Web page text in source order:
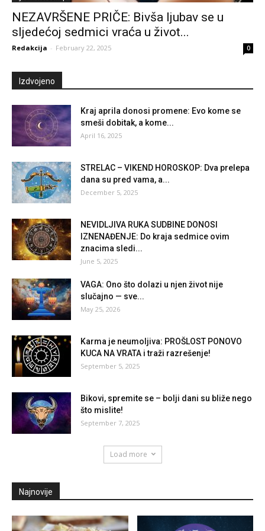
NEZAVRŠENE PRIČE: Bivša ljubav se u
sljedećoj sedmici vraća u život...
Redakcija - February 22, 2025 0
Izdvojeno
Kraj aprila donosi promene: Evo kome se
smeši dobitak, a kome...
April 16, 2025
STRELAC – VIKEND HOROSKOP: Dva prelepa
dana su pred vama, a...
December 5, 2025
NEVIDLJIVA RUKA SUDBINE DONOSI
IZNENAĐENJE: Do kraja sedmice ovim
znacima sledi...
June 5, 2025
VAGA: Ono što dolazi u njen život nije
slučajno — sve...
May 25, 2026
Karma je neumoljiva: PROŠLOST PONOVO
KUCA NA VRATA i traži razrešenje!
September 5, 2025
Bikovi, spremite se – bolji dani su bliže nego
što mislite!
September 7, 2025
Load more
Najnovije